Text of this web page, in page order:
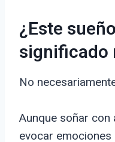
¿Este
significado
No
Aunque soñar con
evocar emociones